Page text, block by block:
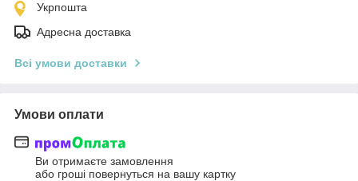
Укрпошта
Адресна доставка
Всі умови доставки
Умови оплати
Ви отримаєте замовлення
або гроші повернуться на вашу картку